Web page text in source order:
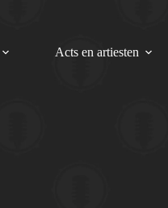
Acts en artiesten